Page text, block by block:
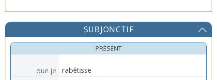
SUBJONCTIF
PRÉSENT
que je
rabêtisse